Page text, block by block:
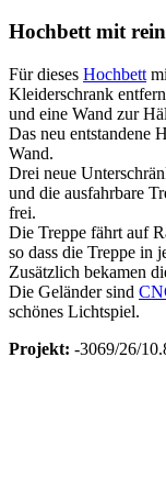
Hochbett mit
Für dieses Hochbett
Kleiderschrank
und eine Wand zur
Das neu entstandene
Wand.
Drei neue
und die ausfahrbare
frei.
Die Treppe fährt auf
so dass die Treppe in
Zusätzlich bekamen
Die Geländer sind
schönes Lichtspiel.
Projekt: -3069/26/